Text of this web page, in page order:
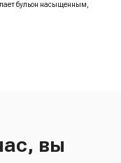
бульон насыщенным,
вы